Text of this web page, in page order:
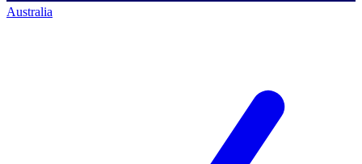
Australia